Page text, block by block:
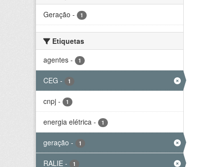
Geração - 1
Etiquetas
agentes - 1
CEG - 1
cnpj - 1
energia elétrica - 1
geração - 1
RALIE - 1